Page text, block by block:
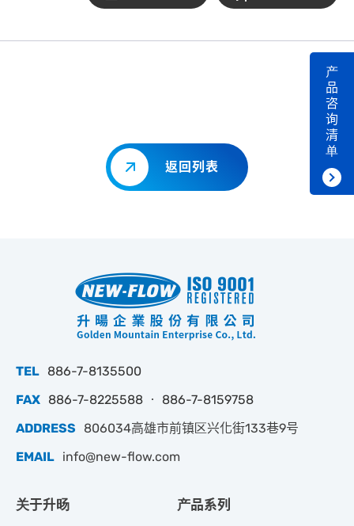
返回列表
产
品
咨
询
清
单
TEL 886-7-8135500
FAX 886-7-8225588 ‧ 886-7-8159758
ADDRESS
806034高雄市前镇区兴化街133巷9号
EMAIL info@new-flow.com
关于升旸 产品系列